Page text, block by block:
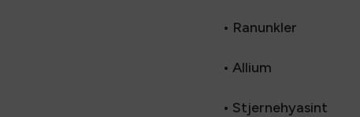
• Ranunkler
• Allium
• Stjernehyasint